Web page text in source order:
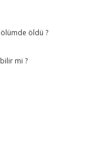
öldü ?
mi ?